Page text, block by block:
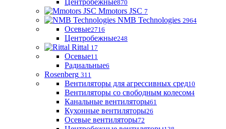
Центробежные870
Mmotors JSC 7
NMB Technologies 2964
Осевые2716
Центробежные248
Rittal 17
Осевые11
Радиальные6
Rosenberg 311
Вентиляторы для агрессивных сред10
Вентиляторы со свободным колесом4
Канальные вентиляторы61
Кухонные вентиляторы26
Осевые вентиляторы72